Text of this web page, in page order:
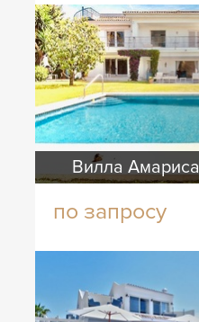
Вилла Амариса
по запросу